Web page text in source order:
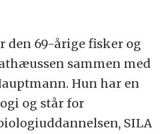
den 69-årige fisker og
sammen med
Hun har en
og står for
SILA